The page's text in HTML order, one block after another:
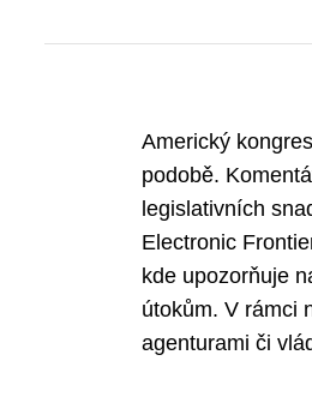
Americký
podobě.
legislativních
Electronic
kde upozorňuje
útokům. V rámci
agenturami či